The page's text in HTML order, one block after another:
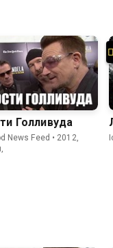
Голливуда
News Feed • 2012,